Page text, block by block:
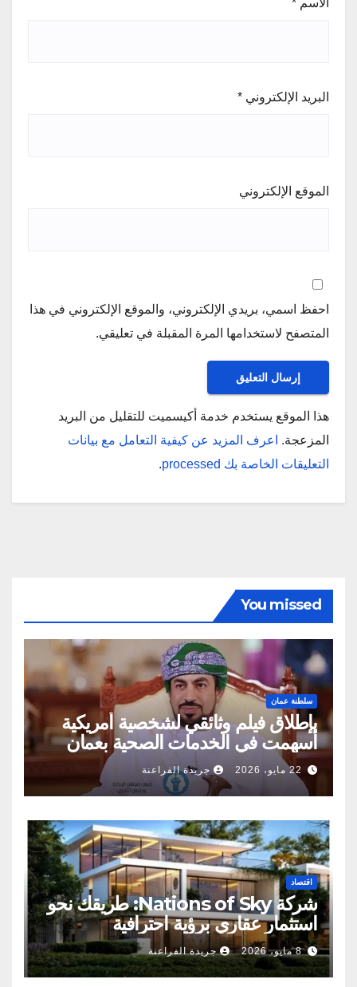
البريد الإلكتروني *
الموقع الإلكتروني
احفظ اسمي، بريدي الإلكتروني، والموقع الإلكتروني في هذا
المتصفح لاستخدامها المرة المقبلة في تعليقي.
هذا الموقع يستخدم خدمة أكيسميت للتقليل من البريد
المزعجة.
اعرف المزيد عن كيفية التعامل مع بيانات
التعليقات الخاصة بك processed
.
You missed
سلطنة عمان
بإطلاق فيلم وثائقي لشخصية أمريكية
أسهمت في الخدمات الصحية بعمان
22 مايو، 2026 جريدة الفراعنة
اقتصاد
شركة Nations of Sky: طريقك نحو
استثمار عقاري برؤية احترافية
8 مايو، 2026 جريدة الفراعنة